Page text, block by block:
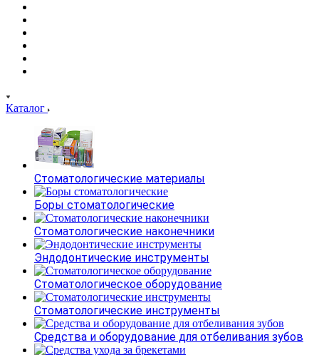
Каталог
Стоматологические материалы
Боры стоматологические
Стоматологические наконечники
Эндодонтические инструменты
Стоматологическое оборудование
Стоматологические инструменты
Средства и оборудование для отбеливания зубов